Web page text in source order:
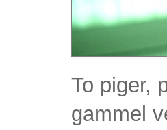
To piger,
gammel